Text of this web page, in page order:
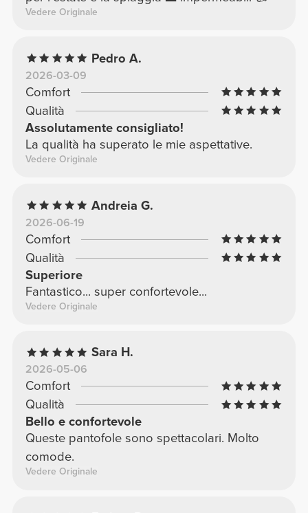
Vedere Originale
Pedro A.
2026-03-09
Comfort
Qualità
Assolutamente consigliato!
La qualità ha superato le mie aspettative.
Vedere Originale
Andreia G.
2026-06-19
Comfort
Qualità
Superiore
Fantastico... super confortevole...
Vedere Originale
Sara H.
2026-05-06
Comfort
Qualità
Bello e confortevole
Queste pantofole sono spettacolari. Molto
comode.
Vedere Originale